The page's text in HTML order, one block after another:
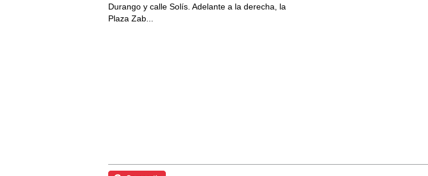
Durango y calle Solís. Adelante a la derecha, la
Plaza Zab...